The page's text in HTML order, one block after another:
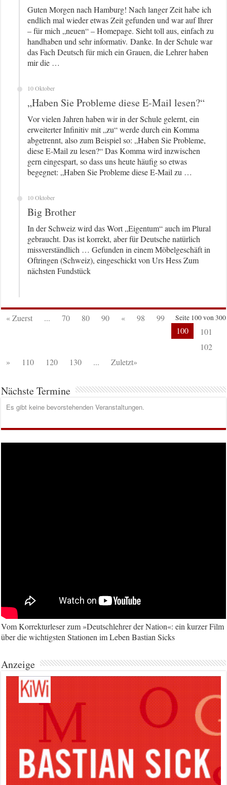
Guten Morgen nach Hamburg! Nach langer Zeit habe ich
endlich mal wieder etwas Zeit gefunden und war auf Ihrer
– für mich „neuen“ – Homepage. Sieht toll aus, einfach zu
handhaben und sehr informativ. Danke. In der Schule war
das Fach Deutsch für mich ein Grauen, die Lehrer haben
mir die …
10 Oktober
„Haben Sie Probleme diese E-Mail lesen?“
Vor vielen Jahren haben wir in der Schule gelernt, ein
erweiterter Infinitiv mit „zu“ werde durch ein Komma
abgetrennt, also zum Beispiel so: „Haben Sie Probleme,
diese E-Mail zu lesen?“ Das Komma wird inzwischen
gern eingespart, so dass uns heute häufig so etwas
begegnet: „Haben Sie Probleme diese E-Mail zu …
10 Oktober
Big Brother
In der Schweiz wird das Wort „Eigentum“ auch im Plural
gebraucht. Das ist korrekt, aber für Deutsche natürlich
missverständlich … Gefunden in einem Möbelgeschäft in
Oftringen (Schweiz), eingeschickt von Urs Hess Zum
nächsten Fundstück
Seite 100 von 300
« Zuerst ... 70 80 90 « 98
99
100
101
102
»
110 120 130 ... Zuletzt»
Nächste Termine
Es gibt keine bevorstehenden Veranstaltungen.
Vom Korrekturleser zum »Deutschlehrer der Nation«: ein kurzer Film
über die wichtigsten Stationen im Leben Bastian Sicks
Anzeige